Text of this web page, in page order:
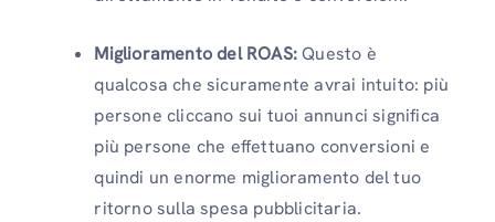
Miglioramento del ROAS:Questo è
qualcosa che sicuramente avrai intuito: più
persone cliccano sui tuoi annunci significa
più persone che effettuano conversioni e
quindi un enorme miglioramento del tuo
ritorno sulla spesa pubblicitaria.